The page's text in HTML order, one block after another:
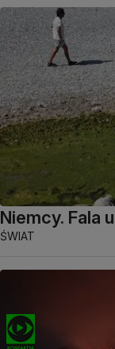
Niemcy. Fala
ŚWIAT